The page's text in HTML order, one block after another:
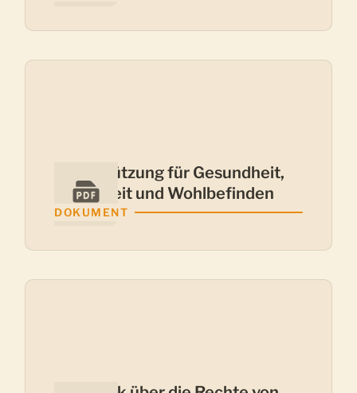
Unterstützung für Gesundheit,
Sicherheit und Wohlbefinden
DOKUMENT